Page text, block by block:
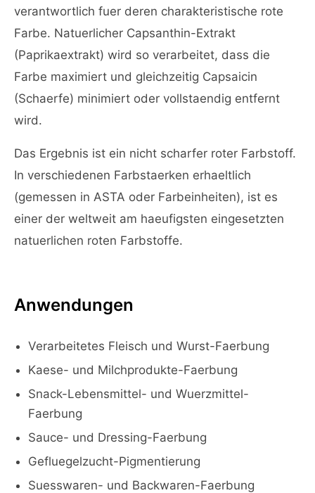
verantwortlich fuer deren charakteristische rote
Farbe. Natuerlicher Capsanthin-Extrakt
(Paprikaextrakt) wird so verarbeitet, dass die
Farbe maximiert und gleichzeitig Capsaicin
(Schaerfe) minimiert oder vollstaendig entfernt
wird.
Das Ergebnis ist ein nicht scharfer roter Farbstoff.
In verschiedenen Farbstaerken erhaeltlich
(gemessen in ASTA oder Farbeinheiten), ist es
einer der weltweit am haeufigsten eingesetzten
natuerlichen roten Farbstoffe.
Anwendungen
Verarbeitetes Fleisch und Wurst-Faerbung
Kaese- und Milchprodukte-Faerbung
Snack-Lebensmittel- und Wuerzmittel-
Faerbung
Sauce- und Dressing-Faerbung
Gefluegelzucht-Pigmentierung
Suesswaren- und Backwaren-Faerbung